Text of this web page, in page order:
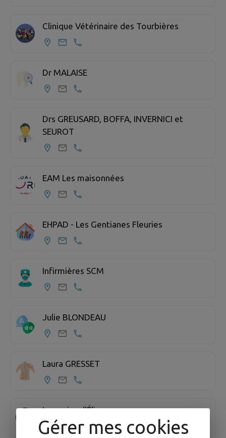
Clinique Vétérinaire des Tourbières
Dr MALAISE
Drs GREUSARD, BOFFA, INVERNICI et
SEUROT
EAM Les maisonnées
EHPAD - Les Gentianes Fleuries
Infirmières SCM
Julie BLONDEAU
Laura GRESSET
Les soins d'Élise
Gérer mes cookies